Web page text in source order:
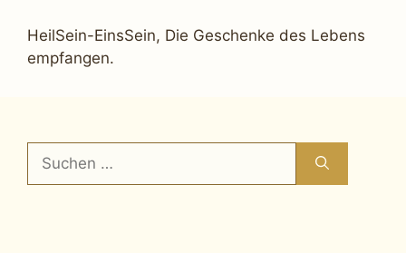
HeilSein-EinsSein, Die Geschenke des Lebens
empfangen.
nach: